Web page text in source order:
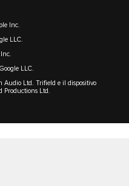
Inc.
LLC.
LLC.
Audio Ltd. Trifield e il dispositivo
Ltd.